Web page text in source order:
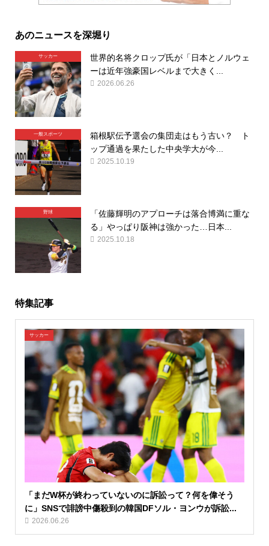
あのニュースを深堀り
サッカー
世界的名将クロップ氏が「日本とノルウェ
ーは近年強豪国レベルまで大きく...
2026.06.26
一般スポーツ
箱根駅伝予選会の集団走はもう古い？ ト
ップ通過を果たした中央学大が今...
2025.10.19
野球
「佐藤輝明のアプローチは落合博満に重な
る」やっぱり阪神は強かった…日本...
2025.10.18
特集記事
サッカー
「まだW杯が終わっていないのに訴訟って？何を偉そう
に」SNSで誹謗中傷殺到の韓国DFソル・ヨンウが訴訟...
2026.06.26